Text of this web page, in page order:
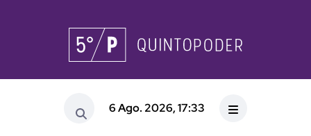
6 Ago. 2026, 17:33